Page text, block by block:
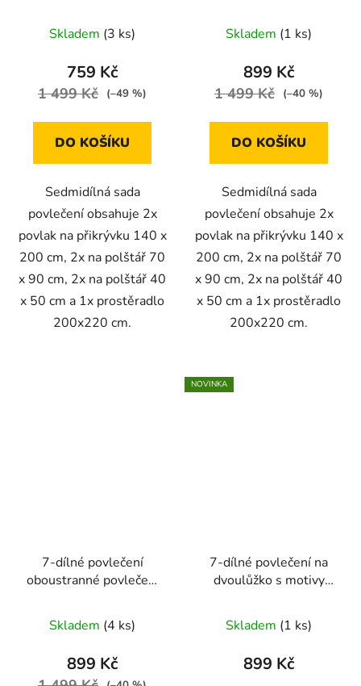
140x200 cm
Skladem (3 ks)
759 Kč
1 499 Kč (–49 %)
DO KOŠÍKU
Sedmidílná sada
povlečení obsahuje 2x
povlak na přikrývku 140 x
200 cm, 2x na polštář 70
x 90 cm, 2x na polštář 40
x 50 cm a 1x prostěradlo
200x220 cm.
růžová a šedá
Skladem (1 ks)
899 Kč
1 499 Kč (–40 %)
DO KOŠÍKU
Sedmidílná sada
povlečení obsahuje 2x
povlak na přikrývku 140 x
200 cm, 2x na polštář 70
x 90 cm, 2x na polštář 40
x 50 cm a 1x prostěradlo
200x220 cm.
7-dílné povlečení
oboustranné povlečení
šedá a zelená
Skladem (4 ks)
899 Kč
NOVINKA
7-dílné povlečení na
dvoulůžko s motivy
Skladem (1 ks)
899 Kč